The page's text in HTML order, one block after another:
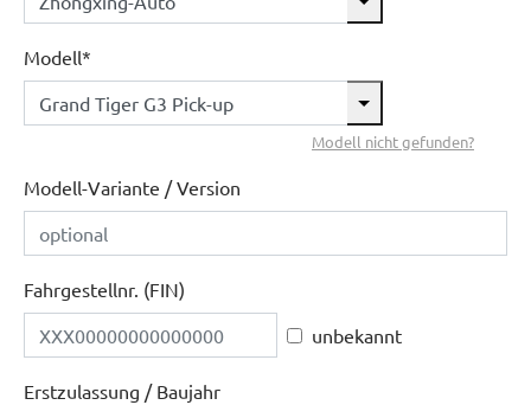
Modell*
Modell nicht gefunden?
Modell-Variante / Version
Fahrgestellnr. (FIN)
unbekannt
Erstzulassung / Baujahr